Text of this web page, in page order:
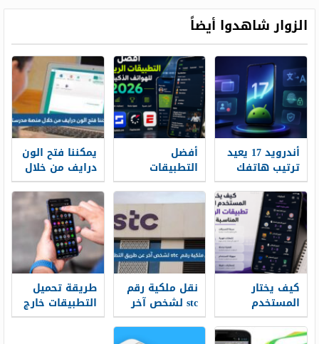
الزوار شاهدوا أيضاً
أندرويد 17 يعيد
ترتيب هاتفك
من الداخل
أفضل
التطبيقات
الرياضية
للهواتف الذكية
يمكننا فتح الون
درايف من خلال
منصة مدرستي
كيف يختار
المستخدم
العربي تطبيقات
الرياضة
نقل ملكية رقم
stc لشخص آخر
عن طريق
التطبيق
طريقة تحميل
التطبيقات خارج
متجر Google